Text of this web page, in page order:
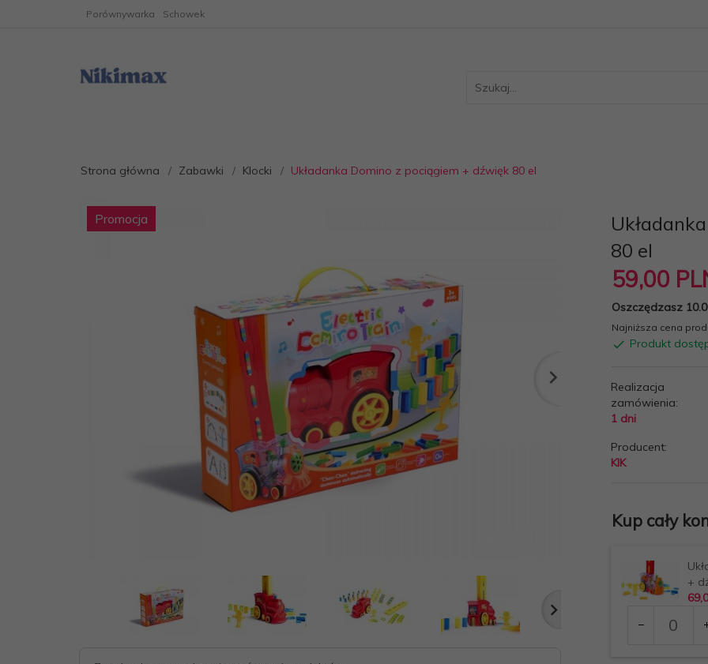
Porównywarka Schowek
Strona główna Zabawki Klocki Układanka Domino z pociągiem + dźwięk 80 el
Promocja
80 el
59,00
Oszczędzasz
Najniższa cena
Produkt
Realizacja
zamówienia:
1 dni
Producent:
KIK
Kup cały
+
69,
dla